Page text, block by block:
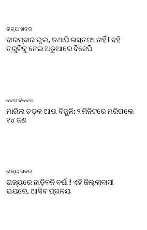
ରାଜ୍ୟ ଖବର
ବାରମ୍ବାର ଭୁଲ, ତଥାପି ଇସ୍ତଫା ନାହିଁ ! ବହି
ତ୍ରୁଟିକୁ ନେଇ ଅଡୁଆରେ ବିଜେପି
ଦେଶ ବିଦେଶ
ମାରିଲା ଚଡ଼କ ଆଉ ବିଜୁଳି: ୨ ମିନିଟରେ ମରିଗଲେ
୧୪ ଜଣ
ରାଜ୍ୟ ଖବର
ରାଜ୍ୟରେ ଛାଡ଼ିବନି ବର୍ଷା ! ଏହି ଜିଲ୍ଲାବାସୀ
ଭୟରେ, ଆସିବ ପ୍ରଳୟ